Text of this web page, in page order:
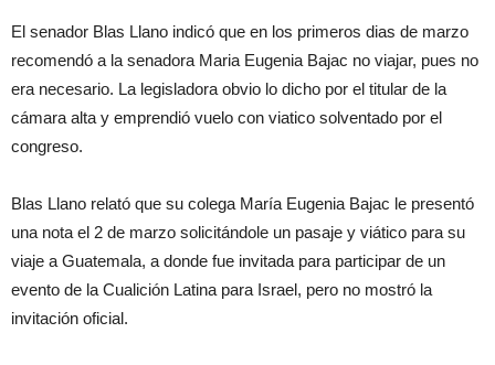
El senador Blas Llano indicó que en los primeros dias de marzo
recomendó a la senadora Maria Eugenia Bajac no viajar, pues no
era necesario. La legisladora obvio lo dicho por el titular de la
cámara alta y emprendió vuelo con viatico solventado por el
congreso.
Blas Llano relató que su colega María Eugenia Bajac le presentó
una nota el 2 de marzo solicitándole un pasaje y viático para su
viaje a Guatemala, a donde fue invitada para participar de un
evento de la Cualición Latina para Israel, pero no mostró la
invitación oficial.